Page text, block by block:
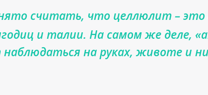
считать, что целлюлит – это
и талии. На самом же деле,
на руках, животе и